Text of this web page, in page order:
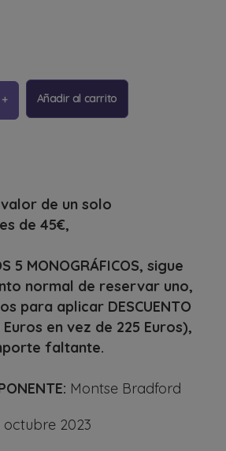
Añadir al carrito
valor de un solo
de 45€,
5 MONOGRÁFICOS, sigue
normal de reservar uno,
para aplicar DESCUENTO
Euros en vez de 225 Euros),
faltante.
Montse Bradford
octubre 2023